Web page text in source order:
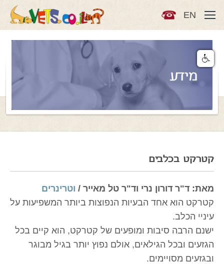
EN
מידע
קטרקט בכלבים
מאת: ד"ר דורון נרי וד"ר טל מאייר / וטרינרים
קטרקט הוא אחד הבעיות הנפוצות ביותר המשפיעות על
עיניי הכלב.
ישנם הרבה סיבות ומופעים של קטרקט, הוא קיים בכל
הגזעים ובכל הגילאים, אולם נפוץ יותר בגיל מבוגר
ובגזעים מסויימים.